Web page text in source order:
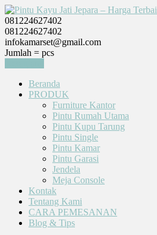
081224627402
081224627402
infokamarset@gmail.com
Jumlah = pcs
Beranda
PRODUK
Furniture Kantor
Pintu Rumah Utama
Pintu Kupu Tarung
Pintu Single
Pintu Kamar
Pintu Garasi
Jendela
Meja Console
Kontak
Tentang Kami
CARA PEMESANAN
Blog & Tips